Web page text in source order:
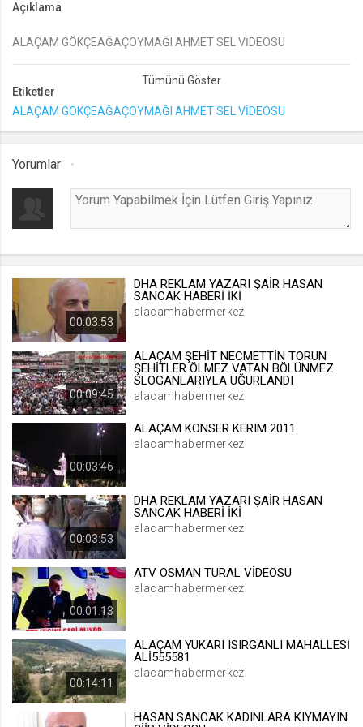
.web.tv
Seçilen dil tercihini tutmak
1 gün
Oturum doğrulama verisi
1 ay
channelCategories
.web.tv
Site içeriği önerme
1 yıl
İsimsiz ziyaretçi için site içeriği
beğenme
voteDislike*
İsimsiz ziyaretçi için site içeriği
beğenmeme
1 ay
Açıklama
ALAÇAM GÖKÇEAĞAÇOYMAĞI AHMET SEL VİDEOSU
Etiketler
ALAÇAM GÖKÇEAĞAÇOYMAĞI AHMET SEL VİDEOSU
Yorumlar
00:03:53
DHA REKLAM YAZARI ŞAİR HASAN
SANCAK HABERİ İKİ
alacamhabermerkezi
00:09:45
ALAÇAM ŞEHİT NECMETTİN TORUN
ŞEHİTLER ÖLMEZ VATAN BÖLÜNMEZ
SLOGANLARIYLA UĞURLANDI
alacamhabermerkezi
00:03:46
ALAÇAM KONSER KERIM 2011
alacamhabermerkezi
00:03:53
DHA REKLAM YAZARI ŞAİR HASAN
SANCAK HABERİ İKİ
alacamhabermerkezi
00:01:13
ATV OSMAN TURAL VİDEOSU
alacamhabermerkezi
00:14:11
ALAÇAM YUKARI ISIRGANLI MAHALLESİ
ALİ555581
alacamhabermerkezi
HASAN SANCAK KADINLARA KIYMAYIN